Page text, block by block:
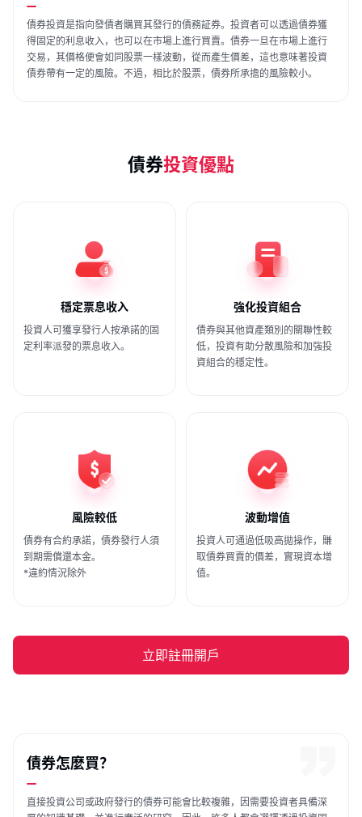
債券投資是指向發債者購買其發行的債務証券。投資者可以透過債券獲
得固定的利息收入，也可以在市場上進行買賣。債券一旦在市場上進行
交易，其價格便會如同股票一樣波動，從而產生價差，這也意味著投資
債券帶有一定的風險。不過，相比於股票，債券所承擔的風險較小。
債券投資優點
穩定票息收入
投資人可獲享發行人按承諾的固
定利率派發的票息收入。
強化投資組合
債券與其他資產類別的關聯性較
低，投資有助分散風險和加強投
資組合的穩定性。
風險較低
債券有合約承諾，債券發行人須
到期需償還本金。
*違約情況除外
波動增值
投資人可通過低吸高拋操作，賺
取債券買賣的價差，實現資本增
值。
立即註冊開戶
債券怎麼買？
直接投資公司或政府發行的債券可能會比較複雜，因需要投資者具備深